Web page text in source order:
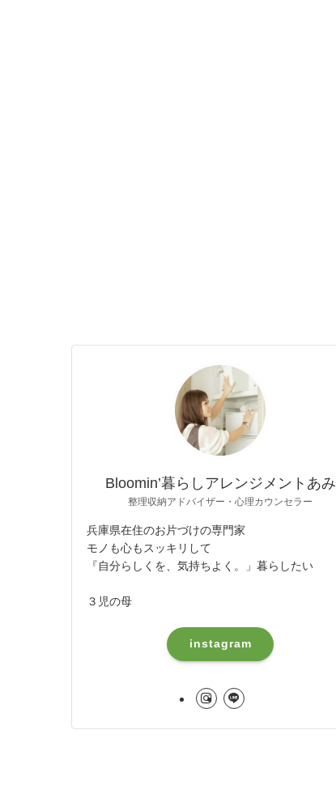
Bloomin’暮らしアレンジメントあみ
整理収納アドバイザー・心理カウンセラー
兵庫県在住のお片づけの専門家
モノも心もスッキリして
『自分らしくを、気持ちよく。」暮らしたい
３児の母
instagram